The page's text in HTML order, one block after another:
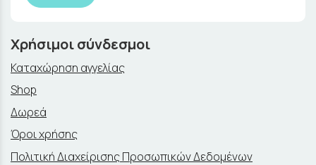
Χρήσιμοι σύνδεσμοι
Καταχώρηση αγγελίας
Shop
Δωρεά
Όροι χρήσης
Πολιτική Διαχείρισης Προσωπικών Δεδομένων